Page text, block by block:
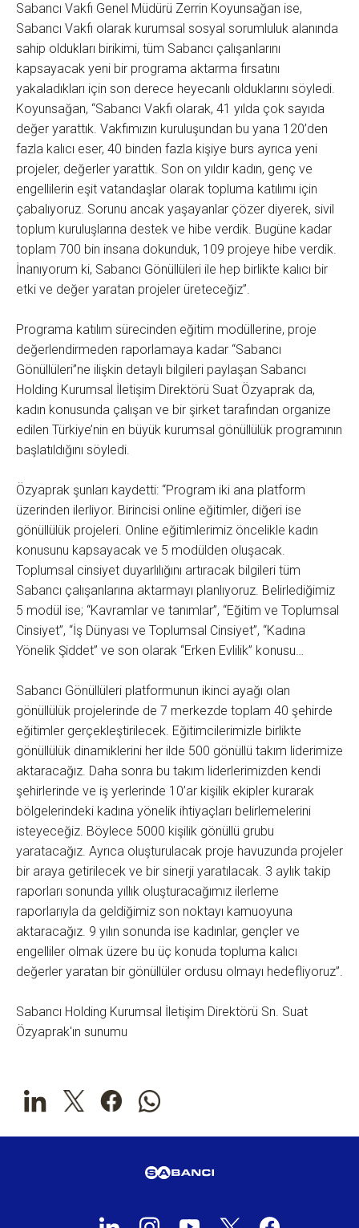
Sabancı Vakfı Genel Müdürü Zerrin Koyunsağan ise,
Sabancı Vakfı olarak kurumsal sosyal sorumluluk alanında
sahip oldukları birikimi, tüm Sabancı çalışanlarını
kapsayacak yeni bir programa aktarma fırsatını
yakaladıkları için son derece heyecanlı olduklarını söyledi.
Koyunsağan, “Sabancı Vakfı olarak, 41 yılda çok sayıda
değer yarattık. Vakfımızın kuruluşundan bu yana 120’den
fazla kalıcı eser, 40 binden fazla kişiye burs ayrıca yeni
projeler, değerler yarattık. Son on yıldır kadın, genç ve
engellilerin eşit vatandaşlar olarak topluma katılımı için
çabalıyoruz. Sorunu ancak yaşayanlar çözer diyerek, sivil
toplum kuruluşlarına destek ve hibe verdik. Bugüne kadar
toplam 700 bin insana dokunduk, 109 projeye hibe verdik.
İnanıyorum ki, Sabancı Gönüllüleri ile hep birlikte kalıcı bir
etki ve değer yaratan projeler üreteceğiz”.
Programa katılım sürecinden eğitim modüllerine, proje
değerlendirmeden raporlamaya kadar “Sabancı
Gönüllüleri”ne ilişkin detaylı bilgileri paylaşan Sabancı
Holding Kurumsal İletişim Direktörü Suat Özyaprak da,
kadın konusunda çalışan ve bir şirket tarafından organize
edilen Türkiye’nin en büyük kurumsal gönüllülük programının
başlatıldığını söyledi.
Özyaprak şunları kaydetti: “Program iki ana platform
üzerinden ilerliyor. Birincisi online eğitimler, diğeri ise
gönüllülük projeleri. Online eğitimlerimiz öncelikle kadın
konusunu kapsayacak ve 5 modülden oluşacak.
Toplumsal cinsiyet duyarlılığını artıracak bilgileri tüm
Sabancı çalışanlarına aktarmayı planlıyoruz. Belirlediğimiz
5 modül ise; “Kavramlar ve tanımlar”, “Eğitim ve Toplumsal
Cinsiyet”, “İş Dünyası ve Toplumsal Cinsiyet”, “Kadına
Yönelik Şiddet” ve son olarak “Erken Evlilik” konusu…
Sabancı Gönüllüleri platformunun ikinci ayağı olan
gönüllülük projelerinde de 7 merkezde toplam 40 şehirde
eğitimler gerçekleştirilecek. Eğitimcilerimizle birlikte
gönüllülük dinamiklerini her ilde 500 gönüllü takım liderimize
aktaracağız. Daha sonra bu takım liderlerimizden kendi
şehirlerinde ve iş yerlerinde 10’ar kişilik ekipler kurarak
bölgelerindeki kadına yönelik ihtiyaçları belirlemelerini
isteyeceğiz. Böylece 5000 kişilik gönüllü grubu
yaratacağız. Ayrıca oluşturulacak proje havuzunda projeler
bir araya getirilecek ve bir sinerji yaratılacak. 3 aylık takip
raporları sonunda yıllık oluşturacağımız ilerleme
raporlarıyla da geldiğimiz son noktayı kamuoyuna
aktaracağız. 9 yılın sonunda ise kadınlar, gençler ve
engelliler olmak üzere bu üç konuda topluma kalıcı
değerler yaratan bir gönüllüler ordusu olmayı hedefliyoruz”.
Sabancı Holding Kurumsal İletişim Direktörü Sn. Suat
Özyaprak'ın sunumu